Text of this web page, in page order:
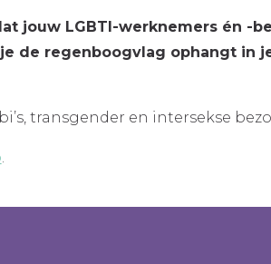
jouw LGBTI-werknemers én -
de regenboogvlag ophangt in
transgender en intersekse
.